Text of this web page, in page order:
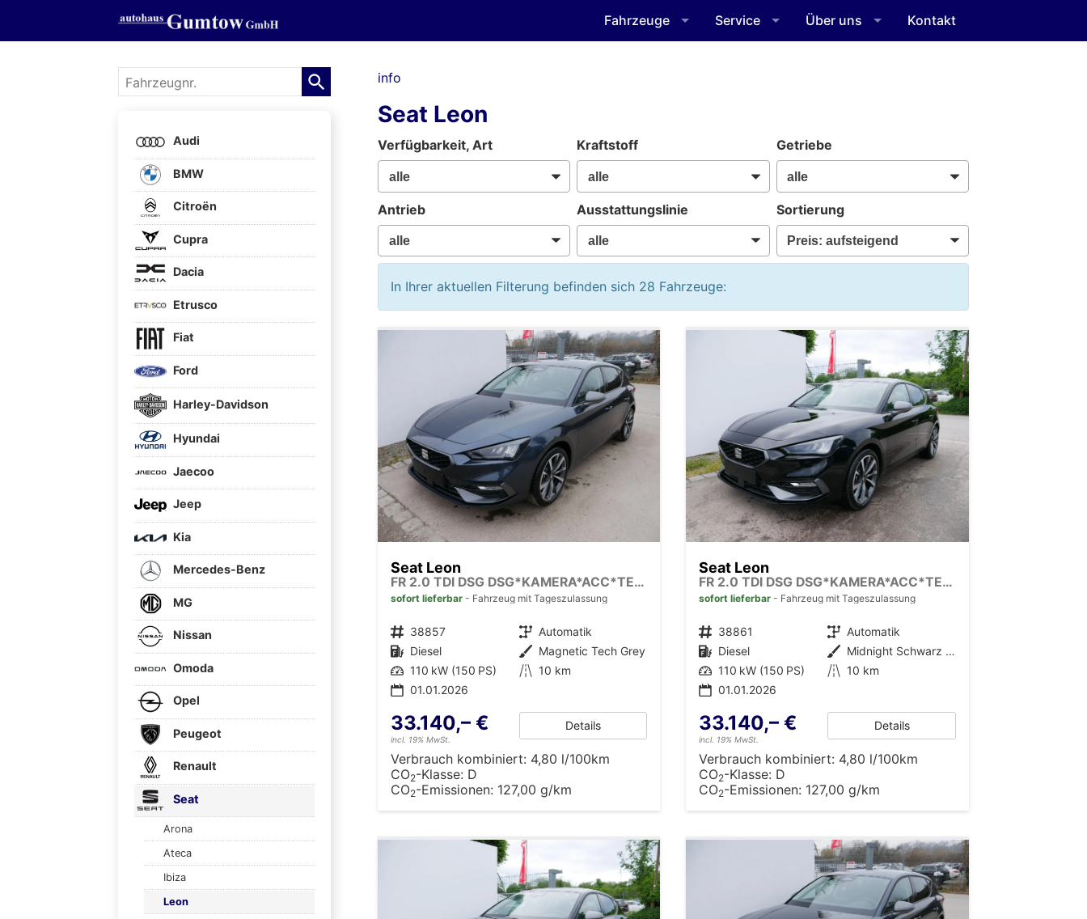
Fahrzeuge Service Über uns Kontakt
info
Seat Leon
Verfügbarkeit, Art Kraftstoff Getriebe
Antrieb Ausstattungslinie Sortierung
In Ihrer aktuellen Filterung befinden sich 28 Fahrzeuge:
Seat Leon
FR 2.0 TDI DSG DSG*KAMERA*ACC*TEMPOMAT*NAVI*3-ZONE KLIMAAUTOMATIK*VIRTUAL COCKPIT*
sofort lieferbar Fahrzeug mit Tageszulassung
Fahrzeugnr. 38857 Getriebe Automatik
Kraftstoff Diesel Außenfarbe Magnetic Tech Grey
Leistung 110 kW (150 PS) Kilometerstand 10 km
01.01.2026
33.140,– €
incl. 19% MwSt.
Details
Verbrauch kombiniert: 4,80 l/100km
CO2-Klasse: D
CO2-Emissionen: 127,00 g/km
Seat Leon
FR 2.0 TDI DSG DSG*KAMERA*ACC*TEMPOMAT*NAVI*3-ZONE KLIMAAUTOMATIK*VIRTUAL COCKPIT*
sofort lieferbar Fahrzeug mit Tageszulassung
Fahrzeugnr. 38861 Getriebe Automatik
Kraftstoff Diesel Außenfarbe
Midnight Schwarz Metallic
Leistung 110 kW (150 PS) Kilometerstand 10 km
01.01.2026
33.140,– €
incl. 19% MwSt.
Details
Verbrauch kombiniert: 4,80 l/100km
CO2-Klasse: D
CO2-Emissionen: 127,00 g/km
Fahrzeugnr.
Audi
BMW
Citroën
Cupra
Dacia
Etrusco
Fiat
Ford
Harley-Davidson
Hyundai
Jaecoo
Jeep
Kia
Mercedes-Benz
MG
Nissan
Omoda
Opel
Peugeot
Renault
Seat
Arona
Ateca
Ibiza
Leon